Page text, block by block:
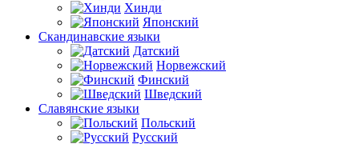
Хинди
Японский
Скандинавские языки
Датский
Норвежский
Финский
Шведский
Славянские языки
Польский
Русский